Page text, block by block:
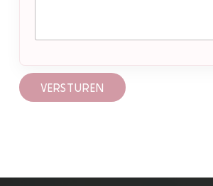
VERSTUREN